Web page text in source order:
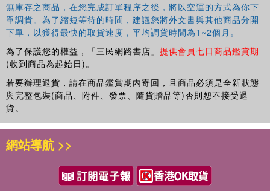
無庫存之商品，在您完成訂單程序之後，將以空運的方式為你下
單調貨。為了縮短等待的時間，建議您將外文書與其他商品分開
下單，以獲得最快的取貨速度，平均調貨時間為1~2個月。
為了保護您的權益，「三民網路書店」 提供會員七日商品鑑賞期
(收到商品為起始日)。
若要辦理退貨，請在商品鑑賞期內寄回，且商品必須是全新狀態
與完整包裝(商品、附件、發票、隨貨贈品等)否則恕不接受退
貨。
網站導航 >>